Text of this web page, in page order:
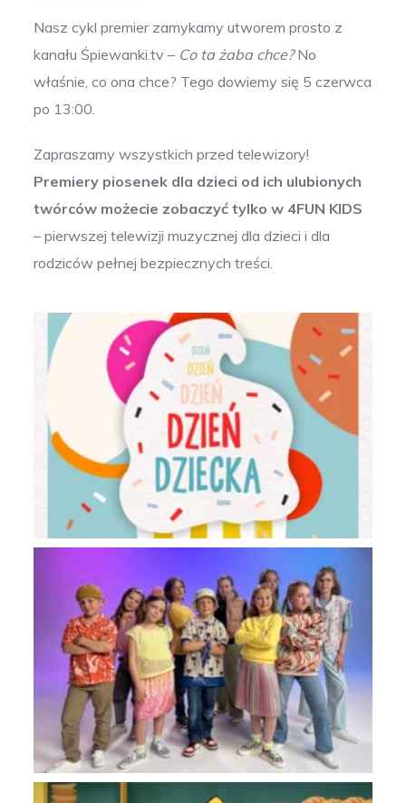
Nasz cykl premier zamykamy utworem prosto z
kanału Śpiewanki.tv – Co ta żaba chce?No
właśnie, co ona chce? Tego dowiemy się 5 czerwca
po 13:00.
Zapraszamy wszystkich przed telewizory!
Premiery piosenek dla dzieci od ich ulubionych
twórców możecie zobaczyć tylko w 4FUN KIDS
– pierwszej telewizji muzycznej dla dzieci i dla
rodziców pełnej bezpiecznych treści.